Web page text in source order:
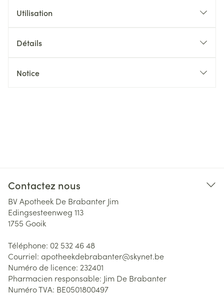
Utilisation
Détails
Notice
Contactez nous
BV Apotheek De Brabanter Jim
Edingsesteenweg 113
1755 Gooik
Téléphone: 02 532 46 48
Courriel: apotheekdebrabanter@skynet.be
Numéro de licence: 232401
Pharmacien responsable: Jim De Brabanter
Numéro TVA: BE0501800497